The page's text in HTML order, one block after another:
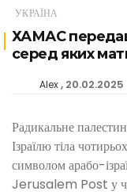
УКРАЇНА
ХАМАС передав
серед яких
Alex 20.02.2025
Радикальне
Ізраїлю тіла
символом арабо-
Jerusalem Post у